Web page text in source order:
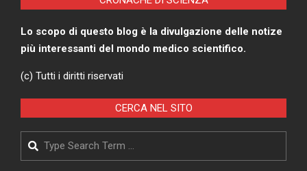
Lo scopo di questo blog è la divulgazione delle notize
più interessanti del mondo medico scientifico.
(c) Tutti i diritti riservati
CERCA NEL SITO
Search